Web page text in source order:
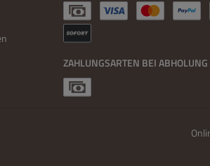
ZAHLUNGSARTEN BEI ABHOLUNG